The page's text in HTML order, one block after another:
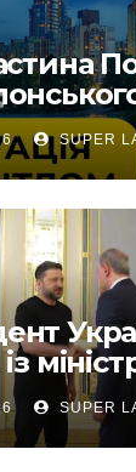
без
SUPER
SUPER